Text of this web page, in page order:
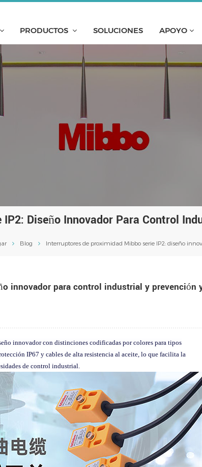
PRODUCTOS SOLUCIONES APOYO
Diseño Innovador Para Control
Blog Interruptores de proximidad Mibbo serie IP2: diseño
innovador para control industrial y prevención
innovador con distinciones codificadas por colores para tipos
IP67 y cables de alta resistencia al aceite, lo que facilita la
de control industrial.